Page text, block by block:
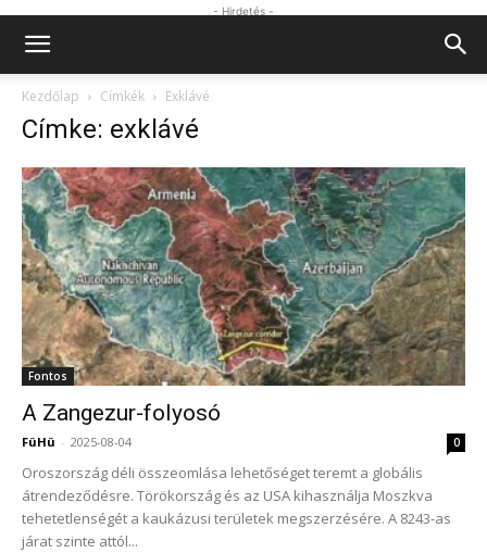
- Hirdetés -
Kezdőlap Címkék Exklávé
Címke: exklávé
Fontos
A Zangezur-folyosó
FüHü - 2025-08-04 0
Oroszország déli összeomlása lehetőséget teremt a globális
átrendeződésre. Törökország és az USA kihasználja Moszkva
tehetetlenségét a kaukázusi területek megszerzésére. A 8243-as
járat szinte attól...